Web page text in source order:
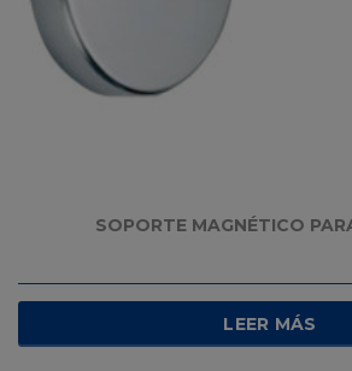
SOPORTE MAGNÉTICO
LEER MÁS